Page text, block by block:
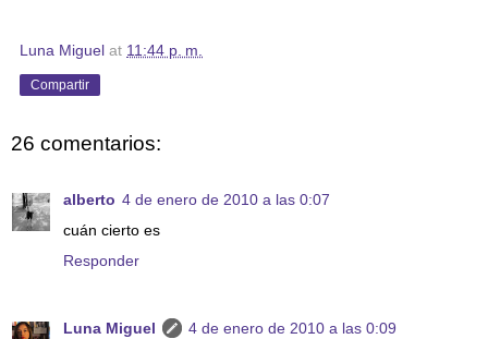
Luna Miguel at 11:44 p. m.
Compartir
26 comentarios:
alberto 4 de enero de 2010 a las 0:07
cuán cierto es
Responder
Luna Miguel
4 de enero de 2010 a las 0:09